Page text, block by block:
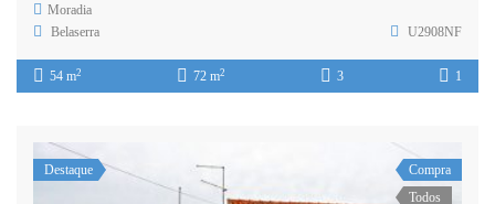
Moradia
Belaserra
U2908NF
54 m2 72 m2 3 1
Destaque
Compra
Todos